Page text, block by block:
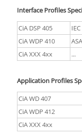
Interface Profiles
CiA DSP 405
CiA WDP 410
CiA XXX 4xx
...
Application Profiles
CiA WD 407
CiA WDP 412
CiA XXX 4xx